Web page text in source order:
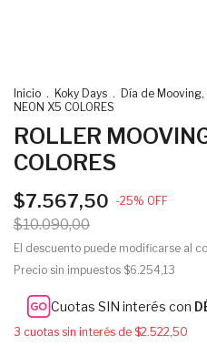
Inicio . Koky Days . Día de Mooving,
NEON X5 COLORES
ROLLER
COLORES
$7.567,50 -25% OFF
$10.090,00
El descuento puede modificarse al
Precio sin impuestos $6.254,13
Cuotas SIN interés con
3 cuotas sin interés de $2.522,50